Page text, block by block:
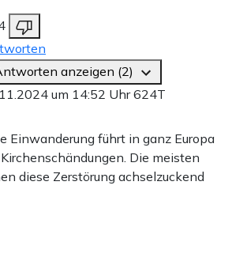
anzeigen (2)
um 14:52 Uhr624T
Einwanderung führt in ganz Europa
Die meisten
diese Zerstörung achselzuckend